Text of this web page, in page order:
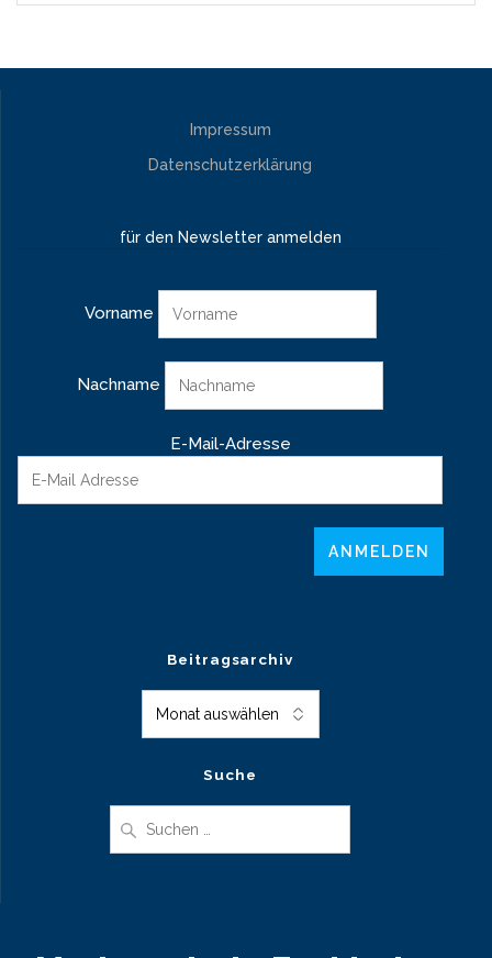
Impressum
Datenschutzerklärung
für den Newsletter anmelden
Vorname
Nachname
E-Mail-Adresse
Beitragsarchiv
Suche
nach: